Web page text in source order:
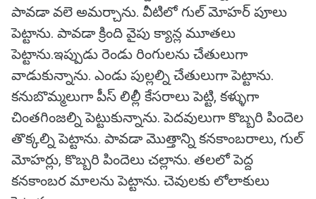
పావడా వలె అమర్చాను. వీటిలో గుల్ మోహర్ పూలు
పెట్టాను. పావడా క్రింది వైపు క్యాన్ల మూతలు
పెట్టాను.ఇప్పుడు రెండు రింగులను చేతులుగా
వాడుకున్నాను. ఎండు పుల్లల్ని చేతులుగా పెట్టాను.
కనుబొమ్మలుగా పీస్ లిల్లీ కేసరాలు పెట్టి, కళ్ళుగా
చింతగింజల్ని పెట్టుకున్నాను. పెదవులుగా కొబ్బరి పిందెల
తొక్కల్ని పెట్టాను. పావడా మొత్తాన్ని కనకాంబరాలు, గుల్
మోహర్లు, కొబ్బరి పిందెలు చల్లాను. తలలో పెద్ద
కనకాంబర మాలను పెట్టాను. చెవులకు లోలాకులు